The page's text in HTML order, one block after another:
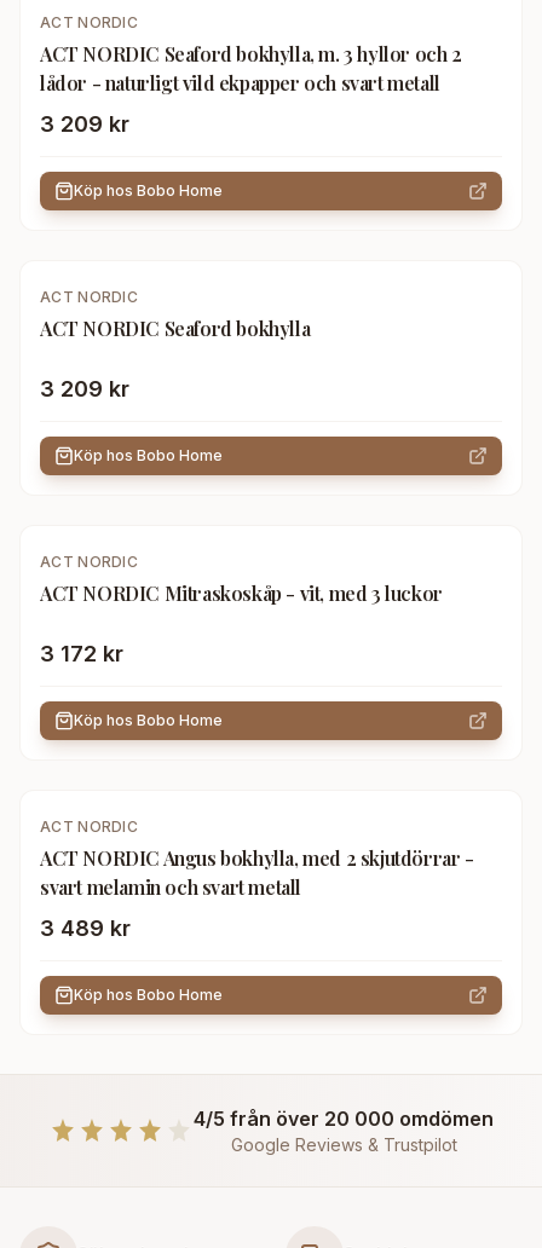
ACT NORDIC
ACT NORDIC Seaford bokhylla, m. 3 hyllor och 2
lådor - naturligt vild ekpapper och svart metall
3 209 kr
Köp hos Bobo Home
ACT NORDIC
ACT NORDIC Seaford bokhylla
3 209 kr
Köp hos Bobo Home
ACT NORDIC
ACT NORDIC Mitraskoskåp - vit, med 3 luckor
3 172 kr
Köp hos Bobo Home
ACT NORDIC
ACT NORDIC Angus bokhylla, med 2 skjutdörrar -
svart melamin och svart metall
3 489 kr
Köp hos Bobo Home
4/5 från över 20 000 omdömen
Google Reviews & Trustpilot